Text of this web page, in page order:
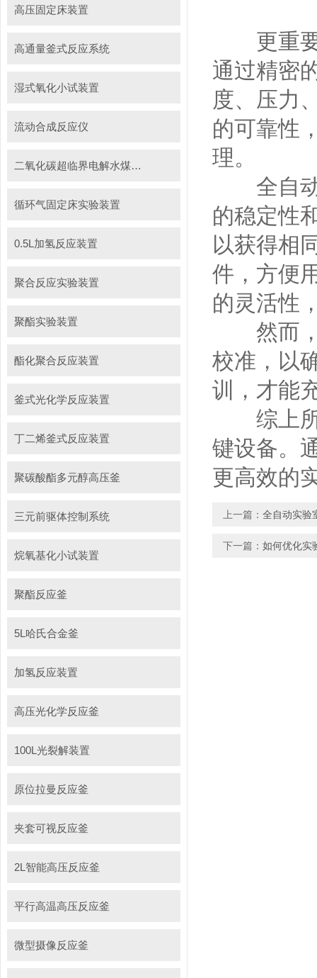
高压固定床装置
高通量釜式反应系统
湿式氧化小试装置
流动合成反应仪
二氧化碳超临界电解水煤浆制甲烷装置
循环气固定床实验装置
0.5L加氢反应装置
聚合反应实验装置
聚酯实验装置
酯化聚合反应装置
釜式光化学反应装置
丁二烯釜式反应装置
聚碳酸酯多元醇高压釜
三元前驱体控制系统
烷氧基化小试装置
聚酯反应釜
5L哈氏合金釜
加氢反应装置
高压光化学反应釜
100L光裂解装置
原位拉曼反应釜
夹套可视反应釜
2L智能高压反应釜
平行高温高压反应釜
微型摄像反应釜
更重要
通过精密
度、压力
的可靠性
理。
全自动
的稳定性
以获得相
件，方便
的灵活性
然而，
校准，以
训，才能
综上所
键设备。
更高效的
上一篇： 全自动实验
下一篇： 如何优化实